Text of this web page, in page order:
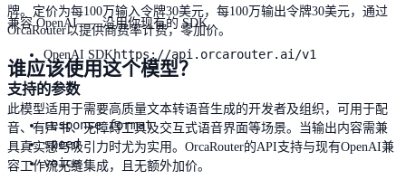
牌。定价为每100万输入令牌30美元，每100万输出令牌30美元，通过
OrcaRouter以提供商费率计费，零加价。
谁应该使用这个模型？
此模型适用于需要高质量文本转语音生成的开发者及组织，可用于配
音、有声书、无障碍工具及交互式语音界面等场景。当输出内容需兼
具真实感与吸引力时尤为实用。OrcaRouter的API支持与现有OpenAI兼
容工作流无缝集成，且无额外加价。
兼容 OpenAI——沿用你现有的 SDK
OpenAI SDKhttps://api.orcarouter.ai/v1
支持的参数
response_format
speed
voice